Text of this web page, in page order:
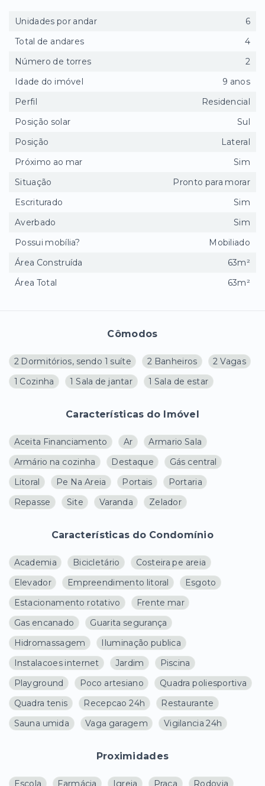
Cômodos
2 Dormitórios, sendo 1 suíte 2 Banheiros
2 Vagas
1 Cozinha
1 Sala de jantar 1 Sala de estar
Características do Imóvel
Aceita Financiamento Ar
Armario Sala
Armário na cozinha
Destaque
Gás central
Litoral
Pe Na Areia Portais
Portaria
Repasse
Site Varanda Zelador
Características do Condomínio
Academia Bicicletário
Costeira pe areia
Elevador
Empreendimento litoral
Esgoto
Estacionamento rotativo
Frente mar
Gas encanado
Guarita segurança
Hidromassagem
Iluminação publica
Instalacoes internet
Jardim
Piscina
Playground
Poco artesiano
Quadra poliesportiva
Quadra tenis
Recepcao 24h
Restaurante
Sauna umida
Vaga garagem Vigilancia 24h
Proximidades
Escola Farmácia Igreja Praça Rodovia
Unidades por andar
6
Total de andares
4
Número de torres
2
Idade do imóvel
9 anos
Perfil
Residencial
Posição solar
Sul
Posição
Lateral
Próximo ao mar
Sim
Situação
Pronto para morar
Escriturado
Sim
Averbado
Sim
Possui mobília?
Mobiliado
Área Construída
63m²
Área Total
63m²